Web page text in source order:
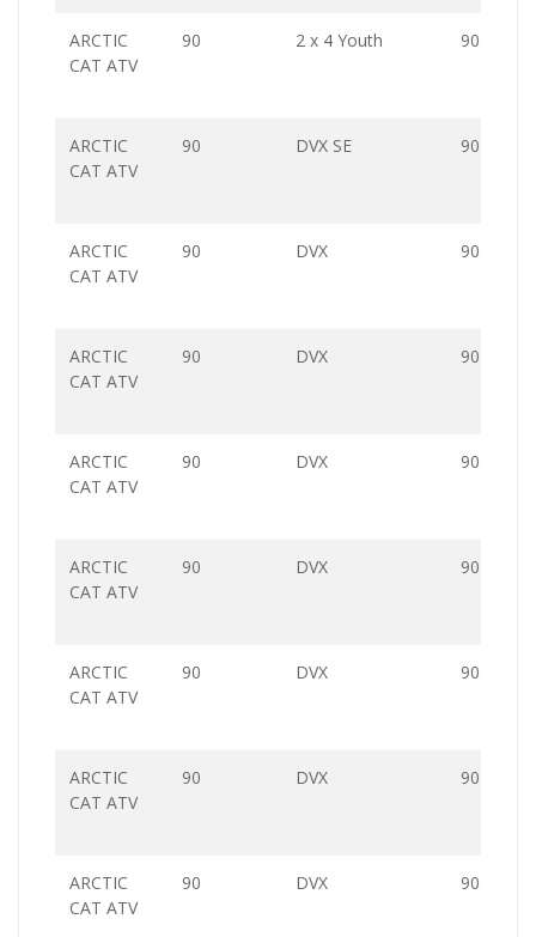
ARCTIC
CAT ATV
90 2 x 4 Youth 90.0
ARCTIC
CAT ATV
90 DVX SE 90.0
ARCTIC
CAT ATV
90 DVX 90.0
ARCTIC
CAT ATV
90 DVX 90.0
ARCTIC
CAT ATV
90 DVX 90.0
ARCTIC
CAT ATV
90 DVX 90.0
ARCTIC
CAT ATV
90 DVX 90.0
ARCTIC
CAT ATV
90 DVX 90.0
ARCTIC
CAT ATV
90 DVX 90.0